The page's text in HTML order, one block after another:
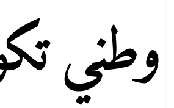
وطني